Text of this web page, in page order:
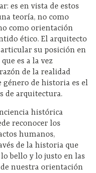
es en vista de estos
teoría, no como
como orientación
ético. El arquitecto
articular su posición en
es a la vez
de la realidad
género de historia es el
de arquitectura.
histórica
reconocer los
humanos,
de la historia que
bello y lo justo en las
de nuestra orientación